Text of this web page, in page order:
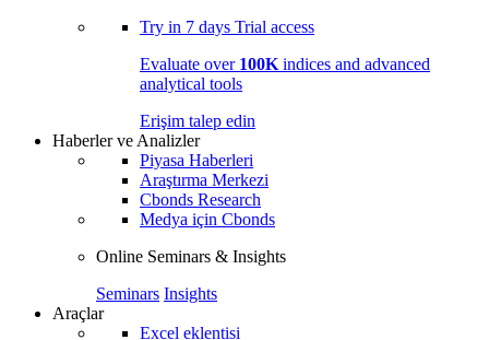
Try in 7 days Trial access
Evaluate over 100K indices and advanced
analytical tools
Erişim talep edin
Haberler ve Analizler
Piyasa Haberleri
Araştırma Merkezi
Cbonds Research
Medya için Cbonds
Online Seminars & Insights
Seminars Insights
Araçlar
Excel eklentisi